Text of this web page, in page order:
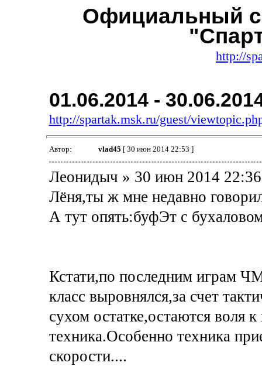
Официальный
http://
01.06.2014 -
http://spartak.msk.ru/guest/
Автор: vlad45 [ 30 июн 2014 22:53 ]
Леонидыч » 30 июн 2014 22:36
Лёня,ты ж мне недавно
А тут опять:буфЭт с
Кстати,по последним играм
класс выровнялся,за счет
сухом остатке,остаются воля
техника.Особенно техника
скорости....